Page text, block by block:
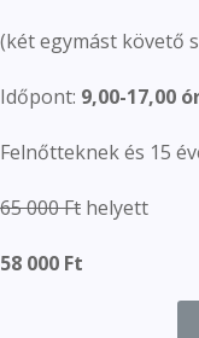
(két egymást követő
Időpont: 9,00-17,00
Felnőtteknek és 15
65 000 Ft helyett
58 000 Ft